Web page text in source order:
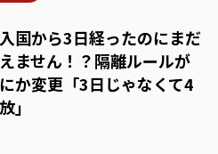
入国から3日経ったのにまだ
ません！？隔離ルールが
か変更「3日じゃなくて4
」